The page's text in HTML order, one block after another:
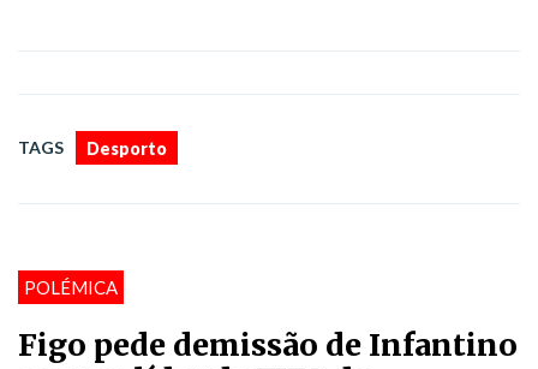
TAGS Desporto
POLÉMICA
Figo pede demissão de Infantino